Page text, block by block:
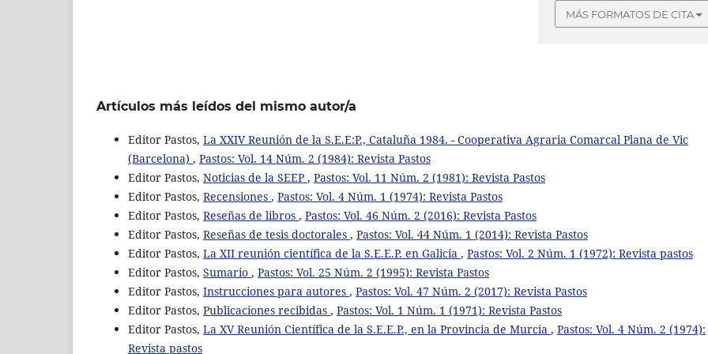
MÁS FORMATOS DE CITA
Artículos más leídos del mismo autor/a
Editor Pastos, La XXIV Reunión de la S.E.E:P., Cataluña 1984. - Cooperativa Agraria Comarcal Plana de Vic
(Barcelona) , Pastos: Vol. 14 Núm. 2 (1984): Revista Pastos
Editor Pastos, Noticias de la SEEP , Pastos: Vol. 11 Núm. 2 (1981): Revista Pastos
Editor Pastos, Recensiones , Pastos: Vol. 4 Núm. 1 (1974): Revista Pastos
Editor Pastos, Reseñas de libros , Pastos: Vol. 46 Núm. 2 (2016): Revista Pastos
Editor Pastos, Reseñas de tesis doctorales , Pastos: Vol. 44 Núm. 1 (2014): Revista Pastos
Editor Pastos, La XII reunión científica de la S.E.E.P. en Galicia , Pastos: Vol. 2 Núm. 1 (1972): Revista pastos
Editor Pastos, Sumario , Pastos: Vol. 25 Núm. 2 (1995): Revista Pastos
Editor Pastos, Instrucciones para autores , Pastos: Vol. 47 Núm. 2 (2017): Revista Pastos
Editor Pastos, Publicaciones recibidas , Pastos: Vol. 1 Núm. 1 (1971): Revista Pastos
Editor Pastos, La XV Reunión Científica de la S.E.E.P., en la Provincia de Murcia , Pastos: Vol. 4 Núm. 2 (1974):
Revista pastos